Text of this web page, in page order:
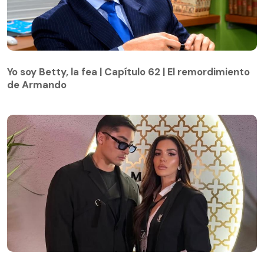
de Armando
Yo soy Betty, la fea | Capítulo 62 | El remordimiento
de Armando